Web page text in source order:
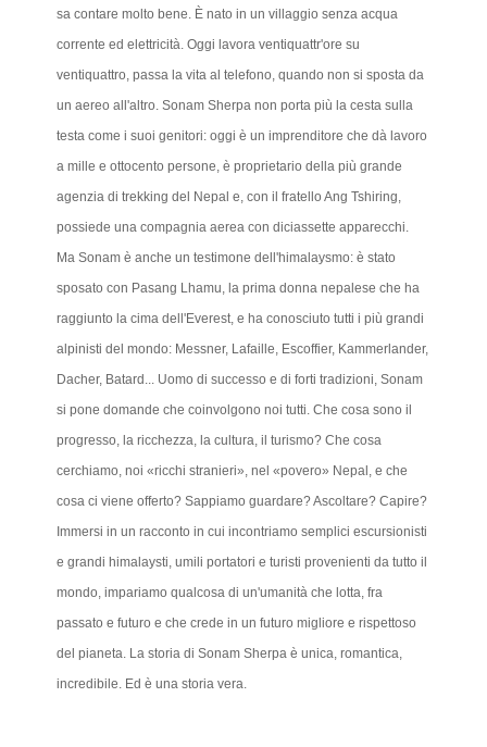
sa contare molto bene. È nato in un villaggio senza acqua
corrente ed elettricità. Oggi lavora ventiquattr'ore su
ventiquattro, passa la vita al telefono, quando non si sposta da
un aereo all'altro. Sonam Sherpa non porta più la cesta sulla
testa come i suoi genitori: oggi è un imprenditore che dà lavoro
a mille e ottocento persone, è proprietario della più grande
agenzia di trekking del Nepal e, con il fratello Ang Tshiring,
possiede una compagnia aerea con diciassette apparecchi.
Ma Sonam è anche un testimone dell'himalaysmo: è stato
sposato con Pasang Lhamu, la prima donna nepalese che ha
raggiunto la cima dell'Everest, e ha conosciuto tutti i più grandi
alpinisti del mondo: Messner, Lafaille, Escoffier, Kammerlander,
Dacher, Batard... Uomo di successo e di forti tradizioni, Sonam
si pone domande che coinvolgono noi tutti. Che cosa sono il
progresso, la ricchezza, la cultura, il turismo? Che cosa
cerchiamo, noi «ricchi stranieri», nel «povero» Nepal, e che
cosa ci viene offerto? Sappiamo guardare? Ascoltare? Capire?
Immersi in un racconto in cui incontriamo semplici escursionisti
e grandi himalaysti, umili portatori e turisti provenienti da tutto il
mondo, impariamo qualcosa di un'umanità che lotta, fra
passato e futuro e che crede in un futuro migliore e rispettoso
del pianeta. La storia di Sonam Sherpa è unica, romantica,
incredibile. Ed è una storia vera.